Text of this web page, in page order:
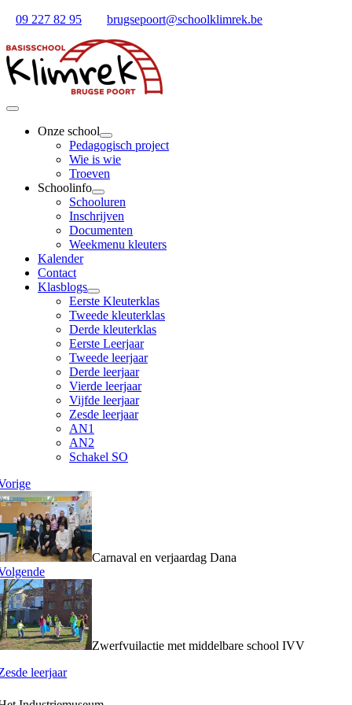
Ga
inhoud
09 227 82 95 brugsepoort@schoolklimrek.be
Toggle
NavigationOnze school
Pedagogisch project
Wie is wie
Troeven
Schoolinfo
Schooluren
Inschrijven
Documenten
Weekmenu kleuters
Kalender
Contact
Klasblogs
Eerste Kleuterklas
Tweede kleuterklas
Derde kleuterklas
Eerste Leerjaar
Tweede leerjaar
Derde leerjaar
Vierde leerjaar
Vijfde leerjaar
Zesde leerjaar
AN1
AN2
Schakel SO
Carnaval en verjaardag Dana
Zwerfvuilactie met middelbare school IVV
leerjaar